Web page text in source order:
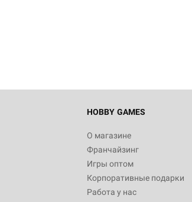
HOBBY GAMES
О магазине
Франчайзинг
Игры оптом
Корпоративные подарки
Работа у нас